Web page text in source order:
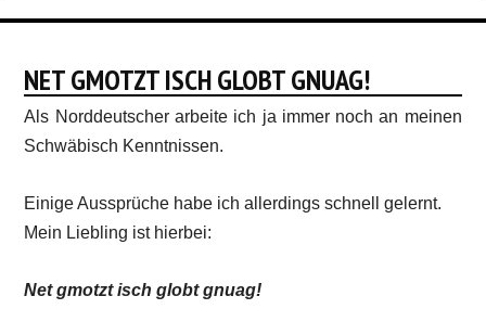
NET GMOTZT ISCH GLOBT GNUAG!
Als Norddeutscher arbeite ich ja immer noch an meinen
Schwäbisch Kenntnissen.
Einige Aussprüche habe ich allerdings schnell gelernt.
Mein Liebling ist hierbei:
Net gmotzt isch globt gnuag!